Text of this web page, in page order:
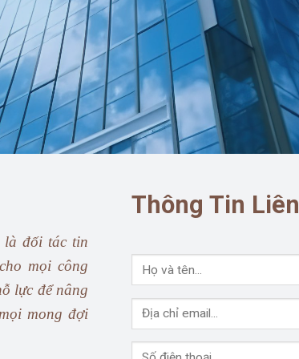
là đối tác tin
mọi công
lực để nâng
mong đợi
Thông Tin